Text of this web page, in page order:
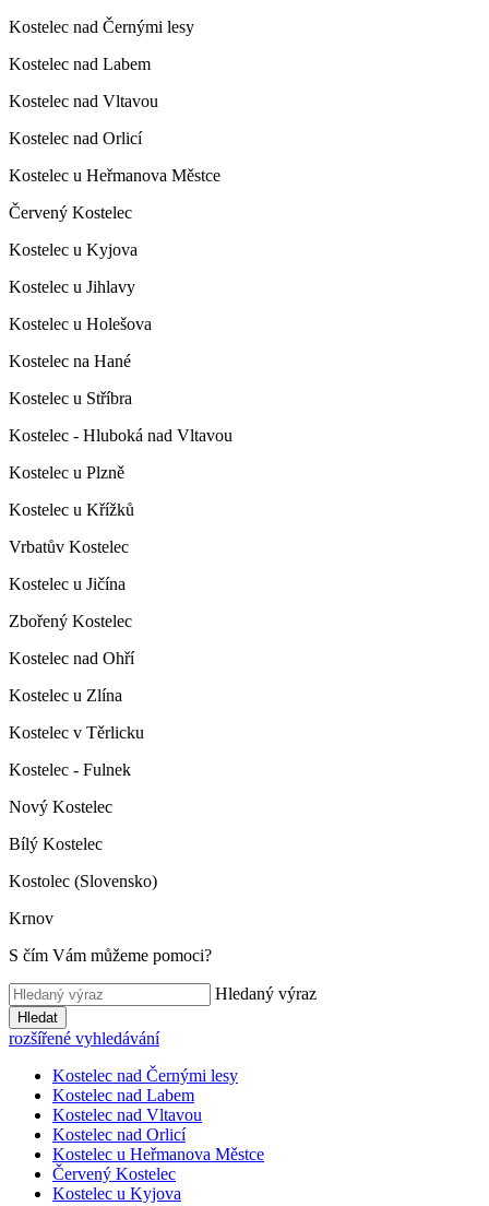
Kostelec nad Černými lesy
Kostelec nad Labem
Kostelec nad Vltavou
Kostelec nad Orlicí
Kostelec u Heřmanova Městce
Červený Kostelec
Kostelec u Kyjova
Kostelec u Jihlavy
Kostelec u Holešova
Kostelec na Hané
Kostelec u Stříbra
Kostelec - Hluboká nad Vltavou
Kostelec u Plzně
Kostelec u Křížků
Vrbatův Kostelec
Kostelec u Jičína
Zbořený Kostelec
Kostelec nad Ohří
Kostelec u Zlína
Kostelec v Těrlicku
Kostelec - Fulnek
Nový Kostelec
Bílý Kostelec
Kostolec (Slovensko)
Krnov
S čím Vám můžeme pomoci?
Hledaný výraz
Hledat
rozšířené vyhledávání
Kostelec nad Černými lesy
Kostelec nad Labem
Kostelec nad Vltavou
Kostelec nad Orlicí
Kostelec u Heřmanova Městce
Červený Kostelec
Kostelec u Kyjova